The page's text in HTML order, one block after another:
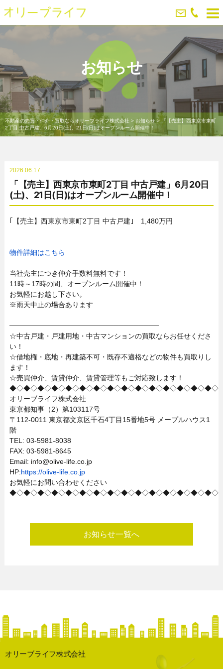
お知らせ
不動産の売買・仲介・買取ならオリーブライフ株式会社 > お知らせ> 「【売主】西東京市東町
2丁目 中古戸建」6月20日(土)、21日(日)はオープンルーム開催中！
2026.06.17
「【売主】西東京市東町2丁目 中古戸建」6月20日
(土)、21日(日)はオープンルーム開催中！
｢【売主】西東京市東町2丁目 中古戸建｣ 1,480万円
物件詳細はこちら
当社売主につき仲介手数料無料です！
11時～17時の間、オープンルーム開催中！
お気軽にお越し下さい。
※雨天中止の場合あります
──────────────────────────────
☆中古戸建・戸建用地・中古マンションの買取ならお任せくださ
い！
☆借地権・底地・再建築不可・既存不適格などの物件も買取りし
ます！
☆売買仲介、賃貸仲介、賃貸管理等もご対応致します！
◆◇◆◇◆◇◆◇◆◇◆◇◆◇◆◇◆◇◆◇◆◇◆◇◆◇◆◇◆◇
オリーブライフ株式会社
東京都知事（2）第103117号
〒112-0011 東京都文京区千石4丁目15番地5号 メープルハウス1
階
TEL: 03-5981-8038
FAX: 03-5981-8645
Email: info@olive-life.co.jp
HP:https://olive-life.co.jp
お気軽にお問い合わせください
◆◇◆◇◆◇◆◇◆◇◆◇◆◇◆◇◆◇◆◇◆◇◆◇◆◇◆◇◆◇
お知らせ一覧へ
オリーブライフ株式会社